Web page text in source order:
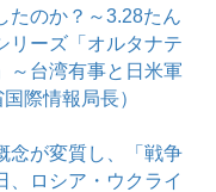
たのか？～3.28たん
リーズ「オルタナテ
～台湾有事と日米軍
際情報局長）
念が変質し、「戦争
、ロシア・ウクライ